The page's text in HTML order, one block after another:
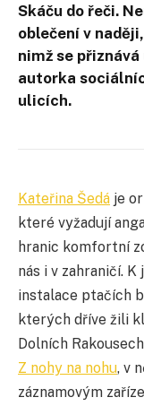
Skáču do řeči.
oblečení v
nimž se
autorka
ulicích.
Kateřina Šedá je
které vyžadují
hranic komfortní
nás i v zahraničí.
instalace ptačích
kterých dříve žili
Dolních
Z nohy na nohu, v
záznamovým